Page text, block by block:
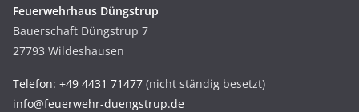
Feuerwehrhaus Düngstrup
Bauerschaft Düngstrup 7
27793 Wildeshausen
Telefon: +49 4431 71477 (nicht ständig besetzt)
info@feuerwehr-duengstrup.de